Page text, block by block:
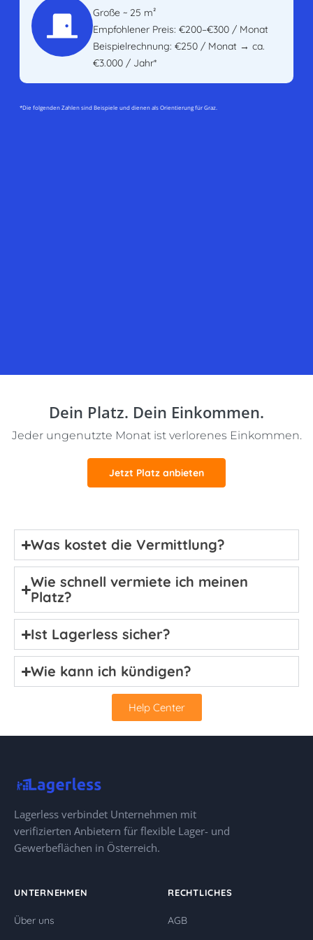
Große ~ 25 m²
Empfohlener Preis: €200–€300 / Monat
Beispielrechnung: €250 / Monat → ca.
€3.000 / Jahr*
*Die folgenden Zahlen sind Beispiele und dienen als Orientierung für Graz.
Dein Platz. Dein Einkommen.
Jeder ungenutzte Monat ist verlorenes Einkommen.
Jetzt Platz anbieten
Was kostet die Vermittlung?
Wie schnell vermiete ich meinen
Platz?
Ist Lagerless sicher?
Wie kann ich kündigen?
Help Center
Lagerless verbindet Unternehmen mit
verifizierten Anbietern für flexible Lager- und
Gewerbeflächen in Österreich.
UNTERNEHMEN
Über uns
RECHTLICHES
AGB